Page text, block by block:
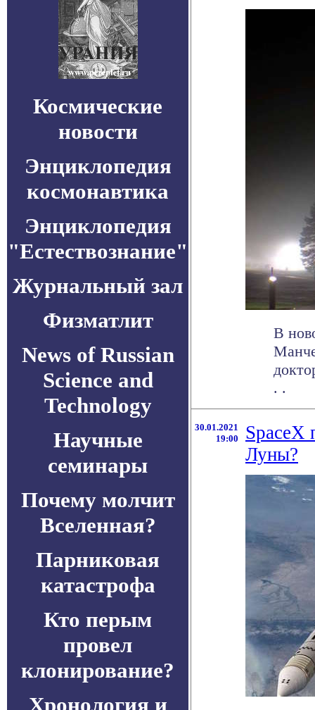
Космические
новости
Энциклопедия
космонавтика
Энциклопедия
"Естествознание"
Журнальный зал
Физматлит
News of Russian
Science and
Technology
Научные
семинары
Почему молчит
Вселенная?
Парниковая
катастрофа
Кто перым
провел
клонирование?
Хронология и
В
. .
30.01.2021
19:00
SpaceX
Луны?